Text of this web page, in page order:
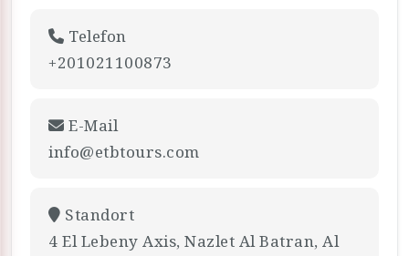
Telefon
+201021100873
E-Mail
info@etbtours.com
Standort
4 El Lebeny Axis, Nazlet Al Batran, Al